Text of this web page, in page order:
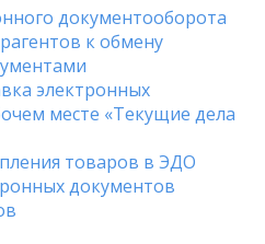
документооборота
к обмену
электронных
месте «Текущие дела
товаров в ЭДО
документов